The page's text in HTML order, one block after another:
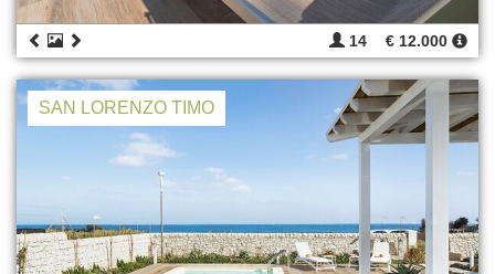
14 € 12.000
SAN LORENZO TIMO